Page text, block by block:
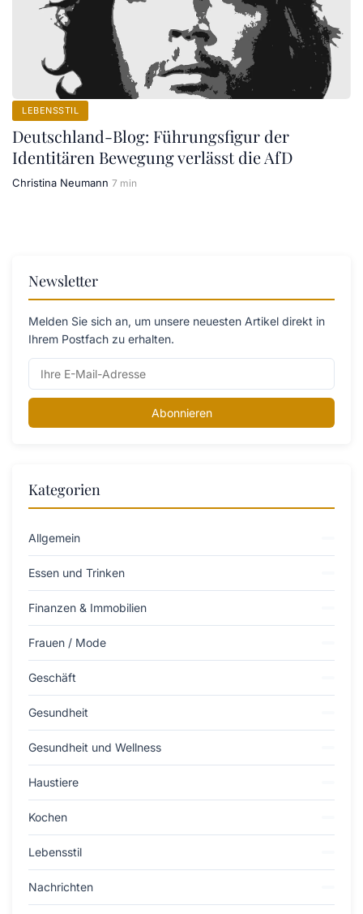
LEBENSSTIL
Deutschland-Blog: Führungsfigur der
Identitären Bewegung verlässt die AfD
Christina Neumann 7 min
Newsletter
Melden Sie sich an, um unsere neuesten Artikel direkt in
Ihrem Postfach zu erhalten.
Abonnieren
Kategorien
Allgemein
Essen und Trinken
Finanzen & Immobilien
Frauen / Mode
Geschäft
Gesundheit
Gesundheit und Wellness
Haustiere
Kochen
Lebensstil
Nachrichten